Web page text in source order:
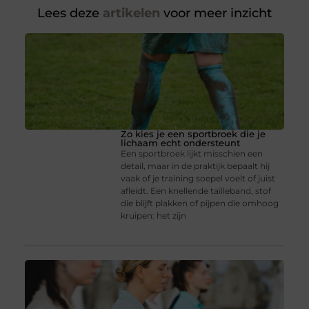
Lees deze artikelen voor meer inzicht
Zo kies je een sportbroek die je
lichaam echt ondersteunt
Een sportbroek lijkt misschien een
detail, maar in de praktijk bepaalt hij
vaak of je training soepel voelt of juist
afleidt. Een knellende tailleband, stof
die blijft plakken of pijpen die omhoog
kruipen: het zijn